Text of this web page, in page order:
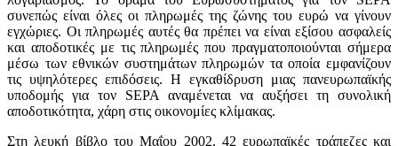
συνεπώς είναι όλες οι πληρωμές της ζώνης του ευρώ να γίνουν
εγχώριες. Οι πληρωμές αυτές θα πρέπει να είναι εξίσου ασφαλείς
και αποδοτικές με τις πληρωμές που πραγματοποιούνται σήμερα
μέσω των εθνικών συστημάτων πληρωμών τα οποία εμφανίζουν
τις υψηλότερες επιδόσεις. Η εγκαθίδρυση μιας πανευρωπαϊκής
υποδομής για τον SEPA αναμένεται να αυξήσει τη συνολική
αποδοτικότητα, χάρη στις οικονομίες κλίμακας.
Στη λευκή βίβλο του Μαΐου 2002, 42 ευρωπαϊκές τράπεζες και